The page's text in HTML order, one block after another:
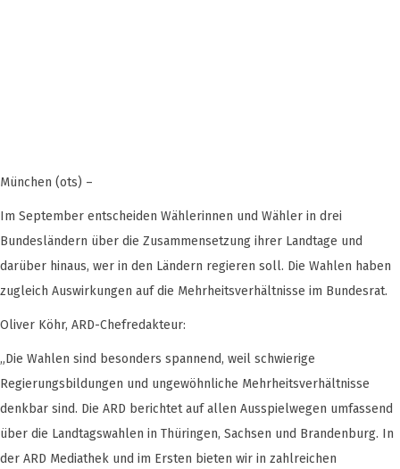
München (ots) –
Im September entscheiden Wählerinnen und Wähler in drei
Bundesländern über die Zusammensetzung ihrer Landtage und
darüber hinaus, wer in den Ländern regieren soll. Die Wahlen haben
zugleich Auswirkungen auf die Mehrheitsverhältnisse im Bundesrat.
Oliver Köhr, ARD-Chefredakteur:
„Die Wahlen sind besonders spannend, weil schwierige
Regierungsbildungen und ungewöhnliche Mehrheitsverhältnisse
denkbar sind. Die ARD berichtet auf allen Ausspielwegen umfassend
über die Landtagswahlen in Thüringen, Sachsen und Brandenburg. In
der ARD Mediathek und im Ersten bieten wir in zahlreichen